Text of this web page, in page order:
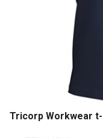
Tricorp Workwear